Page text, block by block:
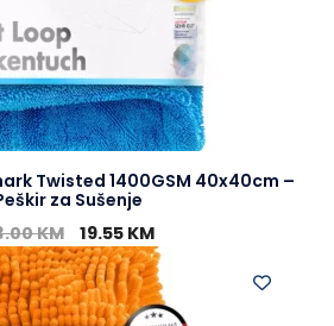
Twisted 1400GSM 40x40cm –
za Sušenje
KM 19.55 KM